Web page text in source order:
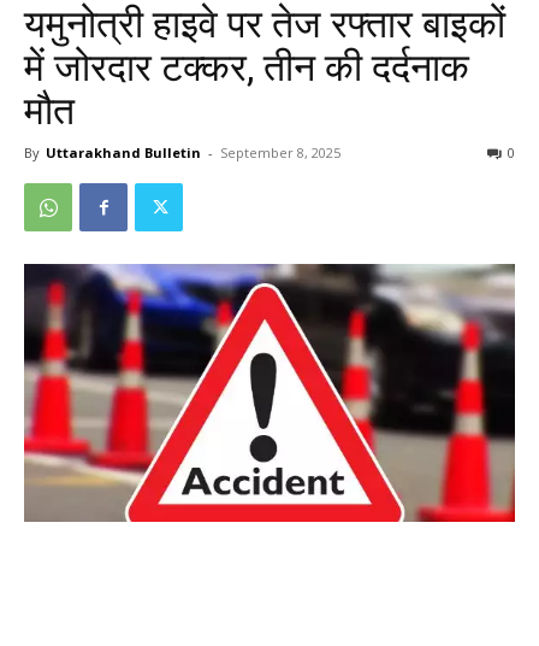
यमुनोत्री हाइवे पर तेज रफ्तार बाइकों
में जोरदार टक्कर, तीन की दर्दनाक
मौत
By Uttarakhand Bulletin - September 8, 2025 0